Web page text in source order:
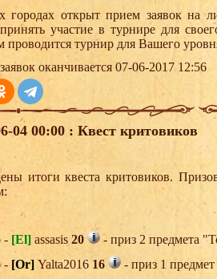
городах открыт прием заявок на
участие в турнире для
проводится турнир для Вашего
оканчивается 07-06-2017 12:56
04 00:00 : Квест критовиков
итоги квеста критовиков.
- [El] assasis 20
- приз 2 предмета
- [Or] Yalta2016 16 - приз 1